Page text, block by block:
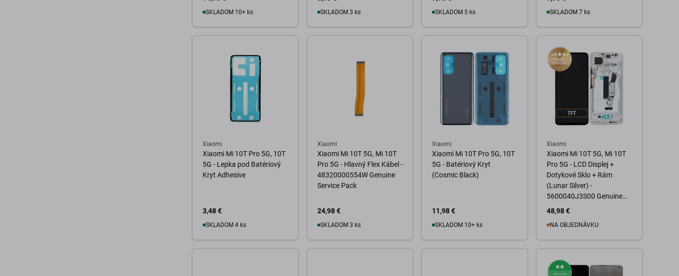
SKLADOM 10+ ks SKLADOM 3 ks SKLADOM 5 ks SKLADOM 7 ks
Xiaomi
Xiaomi Mi 10T Pro 5G, 10T
5G - Lepka pod Batériový
Kryt Adhesive
3,48 €
SKLADOM 4 ks
Xiaomi
Xiaomi Mi 10T 5G, Mi 10T
Pro 5G - Hlavný Flex Kábel -
48320000554W Genuine
Service Pack
24,98 €
SKLADOM 3 ks
Xiaomi
Xiaomi Mi 10T Pro 5G, 10T
5G - Batériový Kryt
(Cosmic Black)
11,98 €
SKLADOM 10+ ks
Xiaomi
Xiaomi Mi 10T 5G, Mi 10T
Pro 5G - LCD Displej +
Dotykové Sklo + Rám
(Lunar Silver) -
5600040J3S00 Genuine
Service Pack
48,98 €
NA OBJEDNÁVKU